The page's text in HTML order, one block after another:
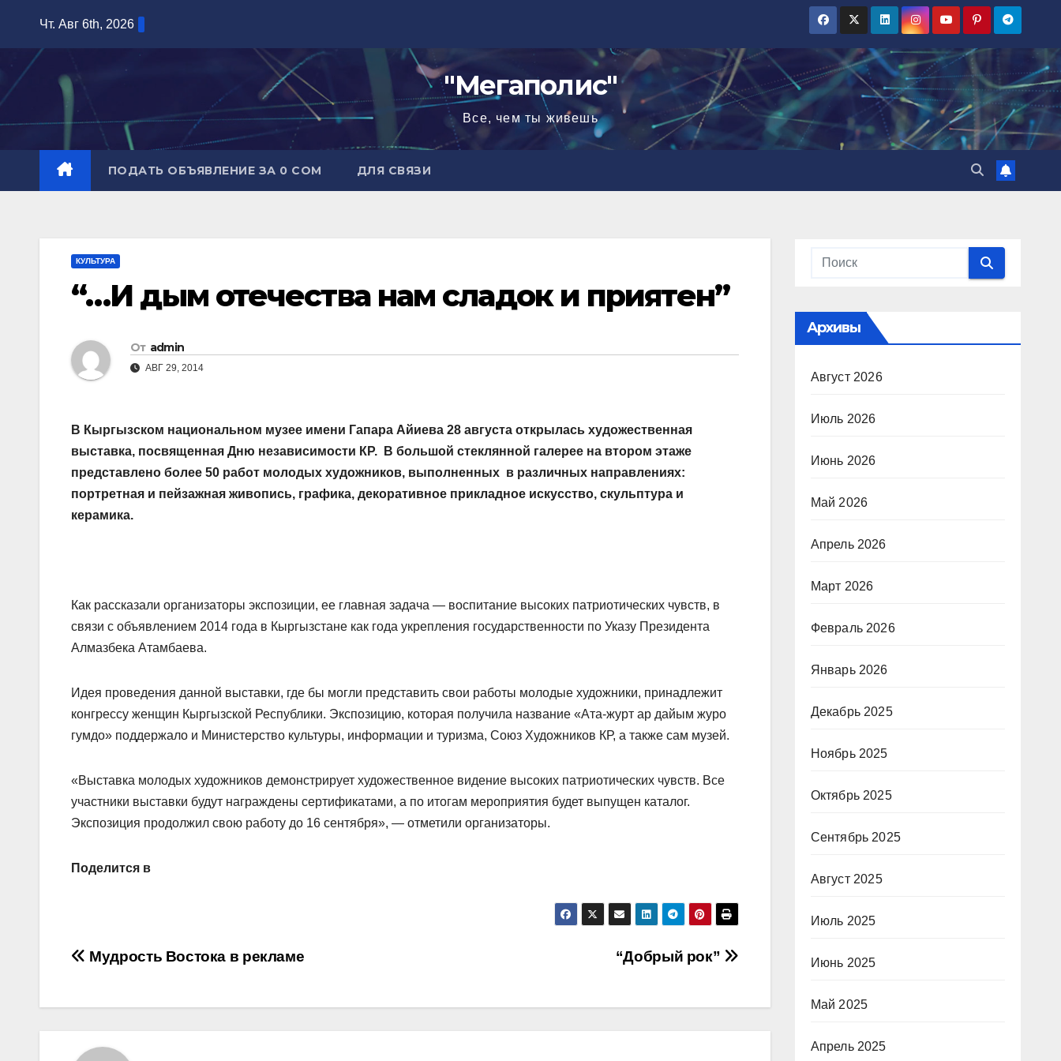
содержимому
Чт. Авг 6th, 2026
"Мегаполис"
Все, чем ты живешь
ПОДАТЬ ОБЪЯВЛЕНИЕ ЗА 0 СОМ ДЛЯ СВЯЗИ
КУЛЬТУРА
“…И дым отечества нам сладок и приятен”
От admin
АВГ 29, 2014
В Кыргызском национальном музее имени Гапара Айиева 28 августа открылась художественная
выставка, посвященная Дню независимости КР. В большой стеклянной галерее на втором этаже
представлено более 50 работ молодых художников, выполненных в различных направлениях:
портретная и пейзажная живопись, графика, декоративное прикладное искусство, скульптура и
керамика.
Как рассказали организаторы экспозиции, ее главная задача — воспитание высоких патриотических чувств, в
связи с объявлением 2014 года в Кыргызстане как года укрепления государственности по Указу Президента
Алмазбека Атамбаева.
Идея проведения данной выставки, где бы могли представить свои работы молодые художники, принадлежит
конгрессу женщин Кыргызской Республики. Экспозицию, которая получила название «Ата-журт ар дайым журо
гумдо» поддержало и Министерство культуры, информации и туризма, Союз Художников КР, а также сам музей.
«Выставка молодых художников демонстрирует художественное видение высоких патриотических чувств. Все
участники выставки будут награждены сертификатами, а по итогам мероприятия будет выпущен каталог.
Экспозиция продолжил свою работу до 16 сентября», — отметили организаторы.
Поделится в
Навигация
“Добрый рок”
Мудрость Востока в рекламе
Архивы
Август 2026
Июль 2026
Июнь 2026
Май 2026
Апрель 2026
Март 2026
Февраль 2026
Январь 2026
Декабрь 2025
Ноябрь 2025
Октябрь 2025
Сентябрь 2025
Август 2025
Июль 2025
Июнь 2025
Май 2025
Апрель 2025